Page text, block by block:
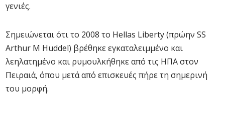
γενιές.
Σημειώνεται ότι το 2008 το Hellas Liberty (πρώην SS
Arthur M Huddel) βρέθηκε εγκαταλειμμένο και
λεηλατημένο και ρυμουλκήθηκε από τις ΗΠΑ στον
Πειραιά, όπου μετά από επισκευές πήρε τη σημερινή
του μορφή.